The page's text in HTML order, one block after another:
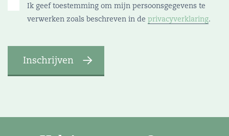
Ik geef toestemming om mijn persoonsgegevens te
verwerken zoals beschreven in de privacyverklaring.